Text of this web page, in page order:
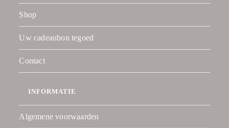
Shop
Uw cadeaubon tegoed
Contact
INFORMATIE
Algemene voorwaarden